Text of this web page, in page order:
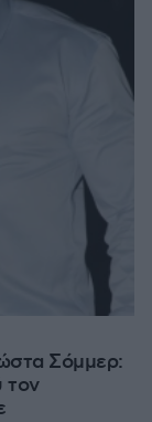
Σόμμερ:
τον